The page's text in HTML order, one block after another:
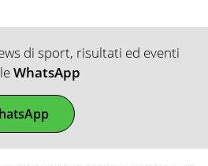
di sport, risultati ed eventi
WhatsApp